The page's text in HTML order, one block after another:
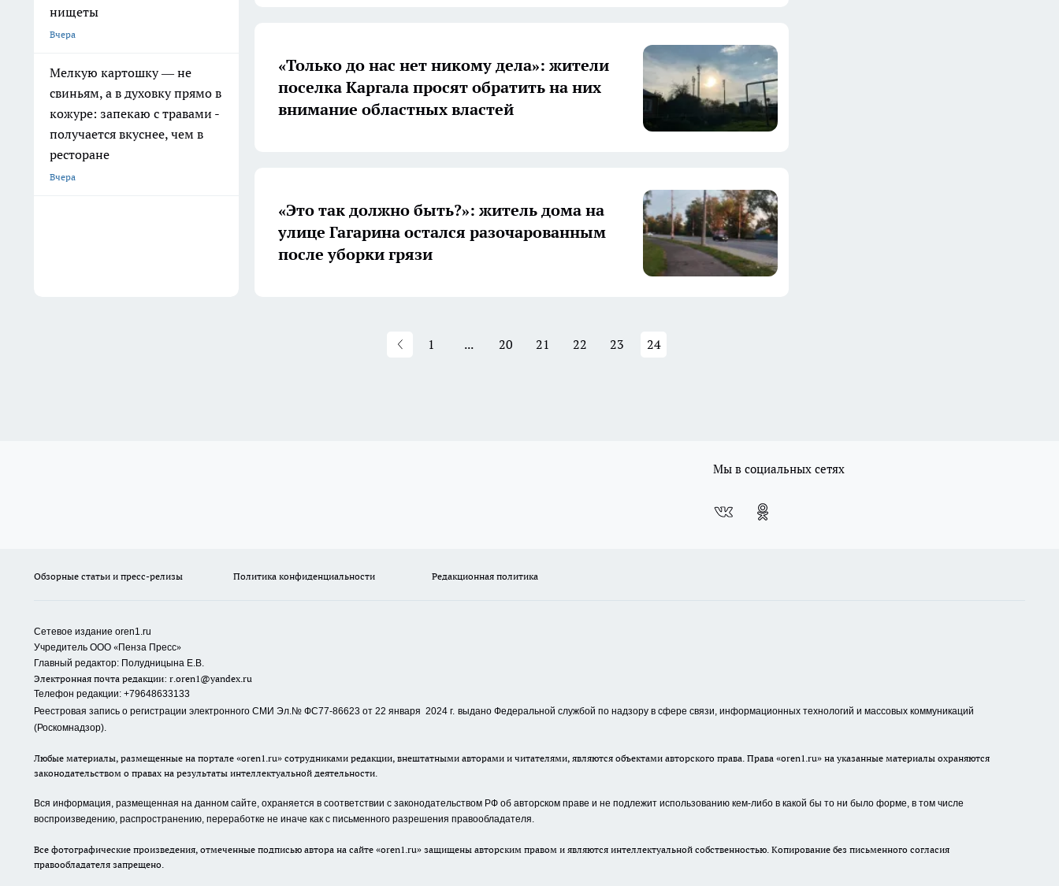
нищеты
Вчера
Мелкую картошку — не
свиньям, а в духовку прямо в
кожуре: запекаю с травами -
получается вкуснее, чем в
ресторане
Вчера
«Только до нас нет никому дела»: жители
поселка Каргала просят обратить на них
внимание областных властей
«Это так должно быть?»: житель дома на
улице Гагарина остался разочарованным
после уборки грязи
1 ... 20 21 22 23 24
Мы в социальных сетях
Обзорные статьи и пресс-релизы Политика конфиденциальности Редакционная политика
Сетевое издание oren1.ru
Учредитель ООО «Пенза Пресс»
Главный редактор: Полудницына Е.В.
Электронная почта редакции: r.oren1@yandex.ru
Телефон редакции: +79648633133
Реестровая запись о регистрации электронного СМИ Эл.№ ФС77-86623 от 22 января 2024 г. выдано Федеральной службой по надзору в сфере связи, информационных технологий и массовых коммуникаций
(Роскомнадзор).
Любые материалы, размещенные на портале «oren1.ru» сотрудниками редакции, внештатными авторами и читателями, являются объектами авторского права. Права «oren1.ru» на указанные материалы охраняются
законодательством о правах на результаты интеллектуальной деятельности.
Вся информация, размещенная на данном сайте, охраняется в соответствии с законодательством РФ об авторском праве и не подлежит использованию кем-либо в какой бы то ни было форме, в том числе
воспроизведению, распространению, переработке не иначе как с письменного разрешения правообладателя.
Все фотографические произведения, отмеченные подписью автора на сайте «oren1.ru» защищены авторским правом и являются интеллектуальной собственностью. Копирование без письменного согласия
правообладателя запрещено.